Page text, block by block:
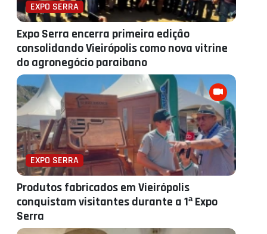
EXPO SERRA
Expo Serra encerra primeira edição
consolidando Vieirópolis como nova vitrine
do agronegócio paraibano
EXPO SERRA
Produtos fabricados em Vieirópolis
conquistam visitantes durante a 1ª Expo
Serra